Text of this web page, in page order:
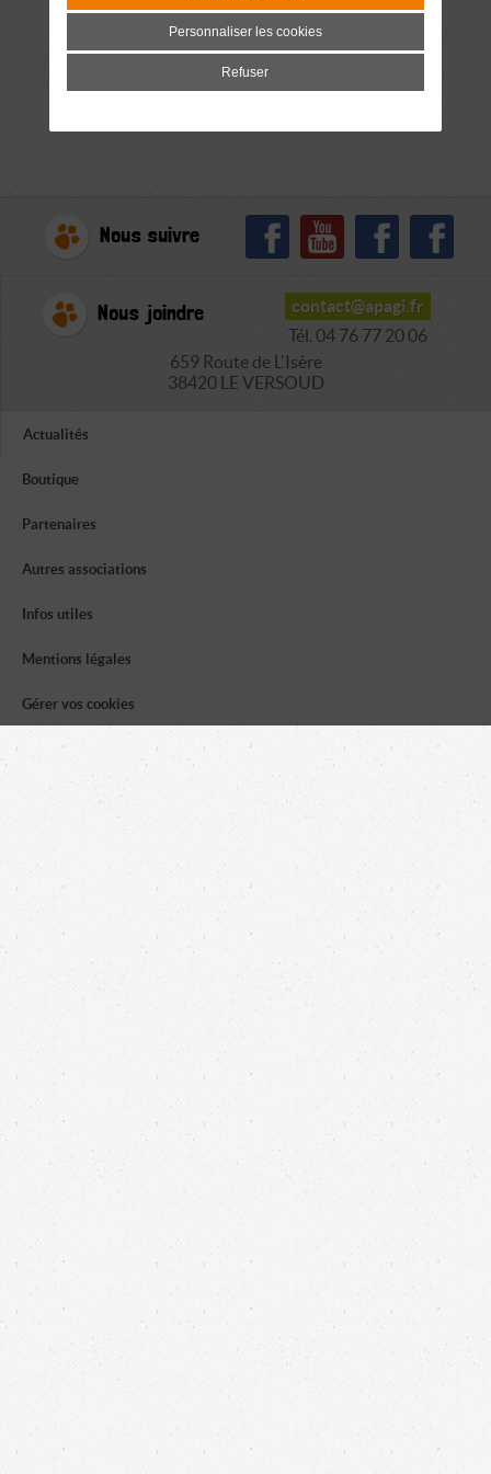
Nous suivre
Nous joindre
contact@apagi.fr
Tél. 04 76 77 20 06
659 Route de L'Isère
38420 LE VERSOUD
Actualités
Boutique
Partenaires
Autres associations
Infos utiles
Mentions légales
Gérer vos cookies
Personnaliser les cookies
Refuser